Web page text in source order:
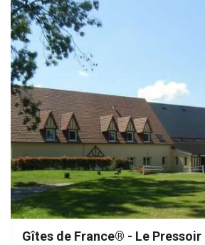
Gîtes de France® - Le Pressoir